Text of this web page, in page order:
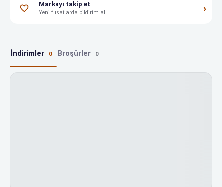
Markayı takip et
Yeni fırsatlarda bildirim al ›
İndirimler 0 Broşürler 0
Porland indirimleri